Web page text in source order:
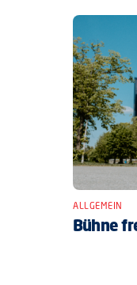
ALLGEMEIN
Bühne